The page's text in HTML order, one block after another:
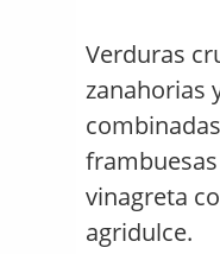
Verduras
zanahorias
vinagreta
agridulce.